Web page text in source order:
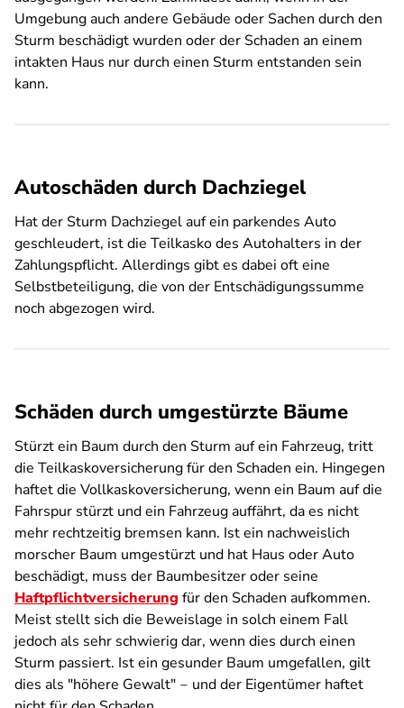
Umgebung auch andere Gebäude oder Sachen durch den
Sturm beschädigt wurden oder der Schaden an einem
intakten Haus nur durch einen Sturm entstanden sein
kann.
Autoschäden durch Dachziegel
Hat der Sturm Dachziegel auf ein parkendes Auto
geschleudert, ist die Teilkasko des Autohalters in der
Zahlungspflicht. Allerdings gibt es dabei oft eine
Selbstbeteiligung, die von der Entschädigungssumme
noch abgezogen wird.
Schäden durch umgestürzte Bäume
Stürzt ein Baum durch den Sturm auf ein Fahrzeug, tritt
die Teilkaskoversicherung für den Schaden ein. Hingegen
haftet die Vollkaskoversicherung, wenn ein Baum auf die
Fahrspur stürzt und ein Fahrzeug auffährt, da es nicht
mehr rechtzeitig bremsen kann. Ist ein nachweislich
morscher Baum umgestürzt und hat Haus oder Auto
beschädigt, muss der Baumbesitzer oder seine
Haftpflichtversicherung für den Schaden aufkommen.
Meist stellt sich die Beweislage in solch einem Fall
jedoch als sehr schwierig dar, wenn dies durch einen
Sturm passiert. Ist ein gesunder Baum umgefallen, gilt
dies als "höhere Gewalt" ‒ und der Eigentümer haftet